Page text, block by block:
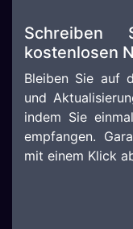
kostenlosen
Bleiben Sie auf
und
indem Sie
empfangen.
mit einem Klick